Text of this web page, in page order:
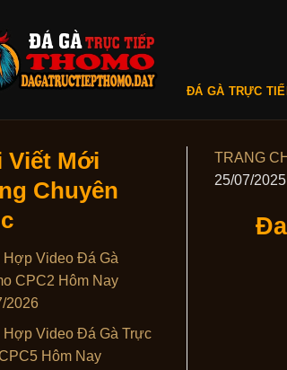
ĐÁ GÀ TRỰC
Viết Mới
Chuyên
Hợp Video Đá Gà
CPC2 Hôm Nay
2026
Hợp Video Đá Gà Trực
Hôm Nay
TRANG
25/07/2025